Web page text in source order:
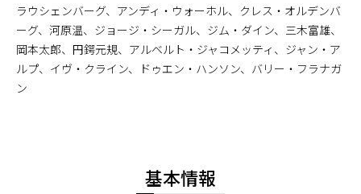
ラウシェンバーグ、アンディ・ウォーホル、クレス・オルデンバ
ーグ、河原温、ジョージ・シーガル、ジム・ダイン、三木富雄、
岡本太郎、円鍔元規、アルベルト・ジャコメッティ、ジャン・ア
ルプ、イヴ・クライン、ドゥエン・ハンソン、バリー・フラナガ
ン
基本情報